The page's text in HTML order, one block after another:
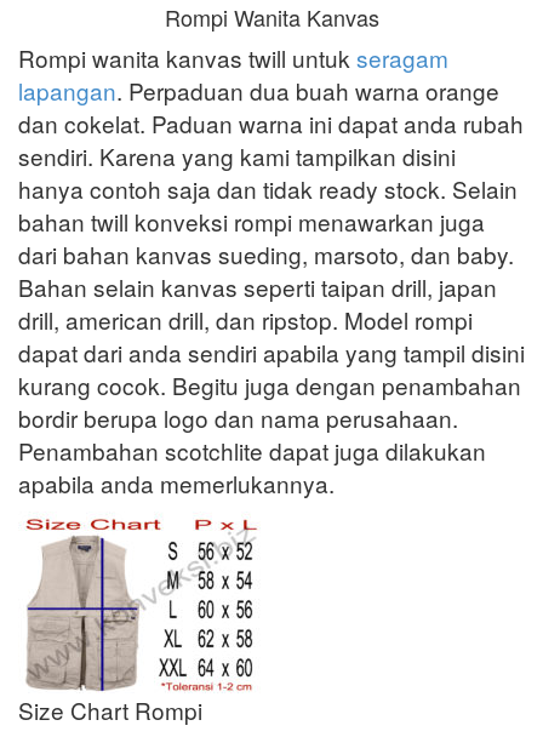
Rompi Wanita Kanvas
Rompi wanita kanvas twill untuk seragam
lapangan. Perpaduan dua buah warna orange
dan cokelat. Paduan warna ini dapat anda rubah
sendiri. Karena yang kami tampilkan disini
hanya contoh saja dan tidak ready stock. Selain
bahan twill konveksi rompi menawarkan juga
dari bahan kanvas sueding, marsoto, dan baby.
Bahan selain kanvas seperti taipan drill, japan
drill, american drill, dan ripstop. Model rompi
dapat dari anda sendiri apabila yang tampil disini
kurang cocok. Begitu juga dengan penambahan
bordir berupa logo dan nama perusahaan.
Penambahan scotchlite dapat juga dilakukan
apabila anda memerlukannya.
Size Chart Rompi